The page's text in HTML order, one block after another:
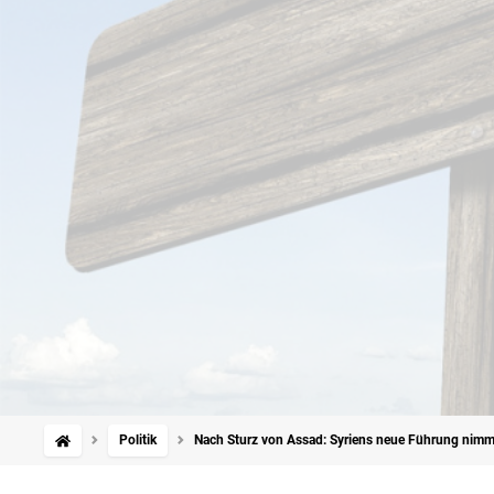
Politik Nach Sturz von Assad: Syriens neue Führung